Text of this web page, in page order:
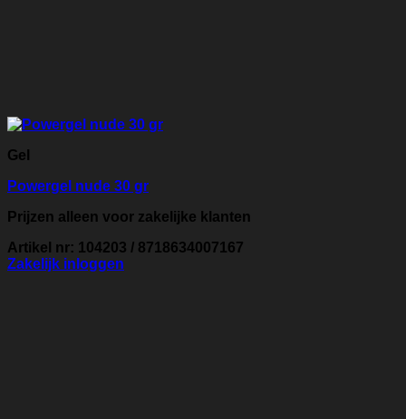
Gel
Powergel nude 30 gr
Prijzen alleen voor zakelijke klanten
Artikel nr: 104203 / 8718634007167
Zakelijk inloggen